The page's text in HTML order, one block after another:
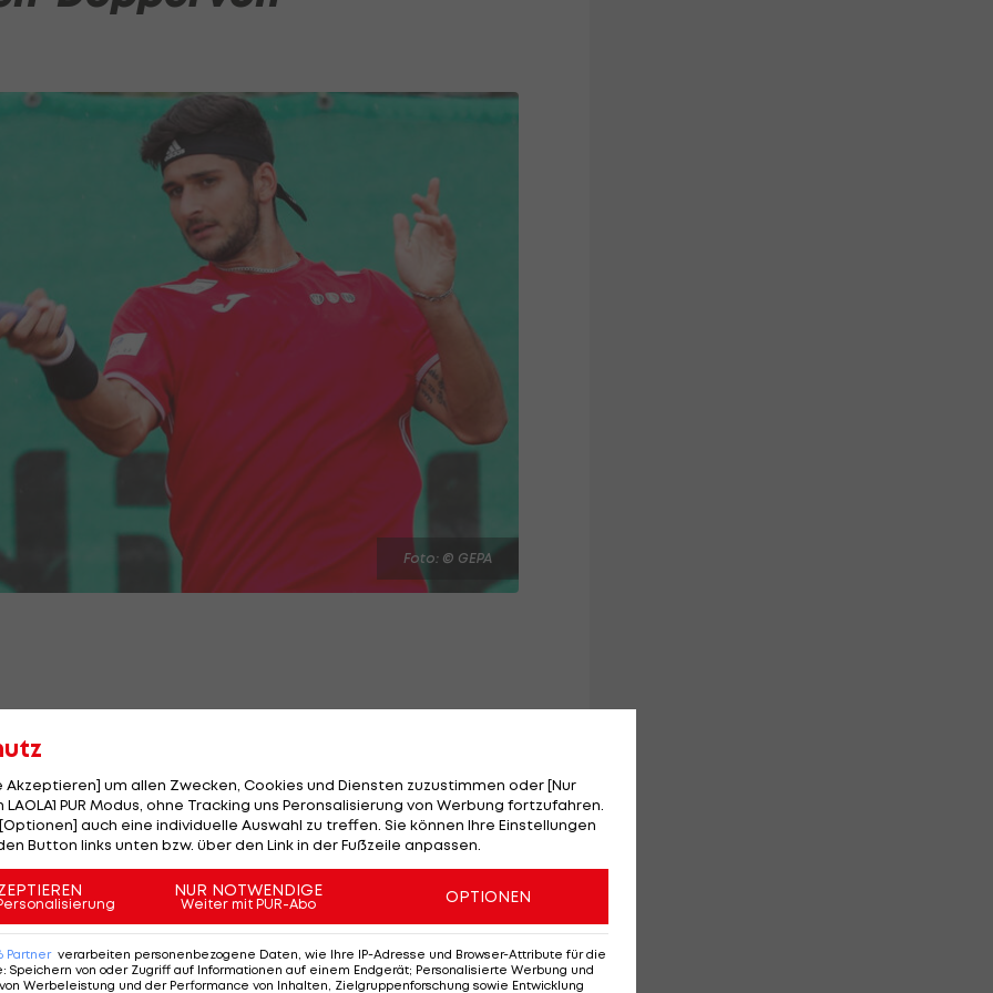
Foto: © GEPA
US-amerikanischen Doppel-Partner Ozan Colak: Das
Bewerbs dem südamerikanischen Doppel Adolfo
Peru) 2:6,6:7.
Duo damit zum rein südamerikanischen Duell
(Ecuador/Argentinien).
dort an Nummer sechs gesetzt, schon in der
Portugiesen Henrique Rocha.
Akzeptieren] um allen Zwecken, Cookies und Diensten zuzustimmen oder [Nur
PUR Modus, ohne Tracking uns Peronsalisierung von Werbung fortzufahren.
auch eine individuelle Auswahl zu treffen. Sie können Ihre Einstellungen
Button links unten bzw. über den Link in der Fußzeile anpassen.
NUR NOTWENDIGE
Weiter mit PUR-Abo OPTIONEN
Partner verarbeiten personenbezogene Daten, wie Ihre IP-Adresse und Browser-Attribute für die
: Speichern von oder Zugriff auf Informationen auf einem Endgerät; Personalisierte Werbung und
Werbeleistung und der Performance von Inhalten, Zielgruppenforschung sowie Entwicklung